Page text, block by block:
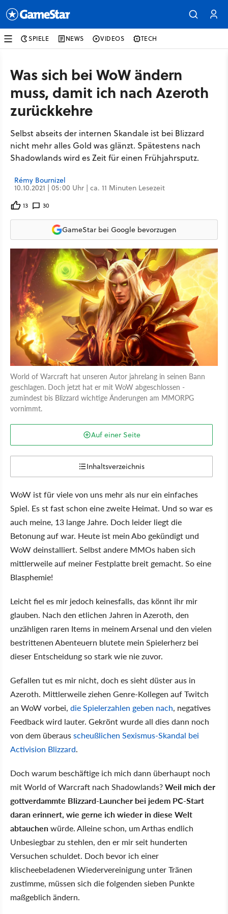
SPIELE NEWS VIDEOS TECH
Was sich bei WoW ändern
muss, damit ich nach Azeroth
zurückkehre
Selbst abseits der internen Skandale ist bei Blizzard
nicht mehr alles Gold was glänzt. Spätestens nach
Shadowlands wird es Zeit für einen Frühjahrsputz.
Rémy Bournizel
10.10.2021 | 05:00 Uhr | ca. 11 Minuten Lesezeit
13 30
GameStar bei Google bevorzugen
World of Warcraft hat unseren Autor jahrelang in seinen Bann
geschlagen. Doch jetzt hat er mit WoW abgeschlossen -
zumindest bis Blizzard wichtige Änderungen am MMORPG
vornimmt.
Auf einer Seite
Inhaltsverzeichnis
WoW ist für viele von uns mehr als nur ein einfaches
Spiel. Es st fast schon eine zweite Heimat. Und so war es
auch meine, 13 lange Jahre. Doch leider liegt die
Betonung auf war. Heute ist mein Abo gekündigt und
WoW deinstalliert. Selbst andere MMOs haben sich
mittlerweile auf meiner Festplatte breit gemacht. So eine
Blasphemie!
Leicht fiel es mir jedoch keinesfalls, das könnt ihr mir
glauben. Nach den etlichen Jahren in Azeroth, den
unzähligen raren Items in meinem Arsenal und den vielen
bestrittenen Abenteuern blutete mein Spielerherz bei
dieser Entscheidung so stark wie nie zuvor.
Gefallen tut es mir nicht, doch es sieht düster aus in
Azeroth. Mittlerweile ziehen Genre-Kollegen auf Twitch
an WoW vorbei, die Spielerzahlen geben nach, negatives
Feedback wird lauter. Gekrönt wurde all dies dann noch
von dem überausscheußlichen Sexismus-Skandal bei
Activision Blizzard.
Doch warum beschäftige ich mich dann überhaupt noch
mit World of Warcraft nach Shadowlands?Weil mich der
gottverdammte Blizzard-Launcher bei jedem PC-Start
daran erinnert, wie gerne ich wieder in diese Welt
abtauchenwürde. Alleine schon, um Arthas endlich
Unbesiegbar zu stehlen, den er mir seit hunderten
Versuchen schuldet. Doch bevor ich einer
klischeebeladenen Wiedervereinigung unter Tränen
zustimme, müssen sich die folgenden sieben Punkte
maßgeblich ändern.